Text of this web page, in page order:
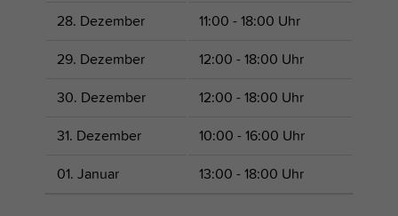
28. Dezember 11:00 - 18:00 Uhr
29. Dezember 12:00 - 18:00 Uhr
30. Dezember 12:00 - 18:00 Uhr
31. Dezember 10:00 - 16:00 Uhr
01. Januar 13:00 - 18:00 Uhr